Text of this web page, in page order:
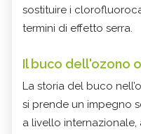
sostituire i
termini di effetto serra.
Il buco dell'ozono
La storia del buco
si prende un impegno
a livello internazionale,